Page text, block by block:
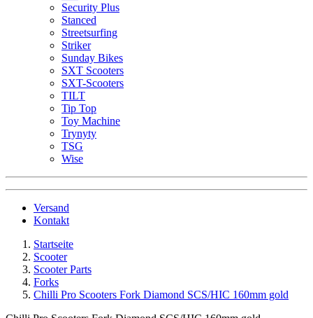
Security Plus
Stanced
Streetsurfing
Striker
Sunday Bikes
SXT Scooters
SXT-Scooters
TILT
Tip Top
Toy Machine
Trynyty
TSG
Wise
Versand
Kontakt
Startseite
Scooter
Scooter Parts
Forks
Chilli Pro Scooters Fork Diamond SCS/HIC 160mm gold